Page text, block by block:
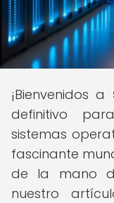
¡Bienvenidos a
definitivo
sistemas
fascinante
de la mano
nuestro